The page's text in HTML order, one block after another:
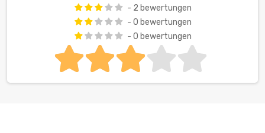
- 2 bewertungen
- 0 bewertungen
- 0 bewertungen